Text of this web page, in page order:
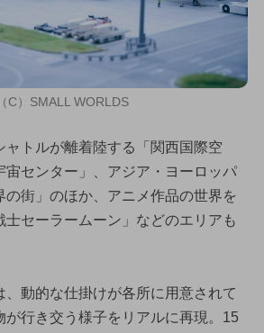
（C）SMALL WORLDS
ャトルが離着陸する「関西国際空
宙センター」、アジア・ヨーロッパ
の街」のほか、アニメ作品の世界を
士セーラームーン」などのエリアも
、動的な仕掛けが各所に用意されて
が行き交う様子をリアルに再現。15